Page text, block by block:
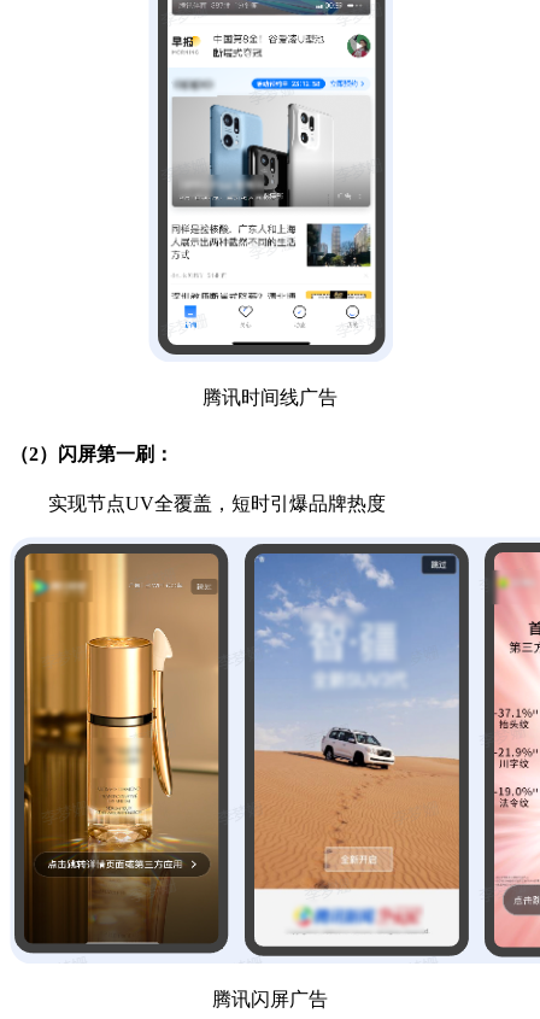
腾讯时间线广告
（2）闪屏第一刷：
实现节点UV全覆盖，短时引爆品牌热度
腾讯闪屏广告